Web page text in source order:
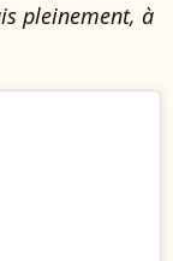
pleinement, à